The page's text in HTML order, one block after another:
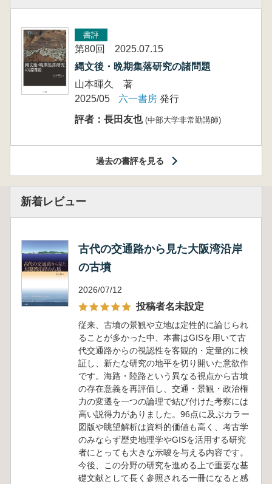
書評
第80回 2025.07.15
縄文後・晩期集落研究の諸問題
山本暉久 著
2025/05
六一書房 発行
評者：長田友也 (中部大学非常勤講師)
過去の書評を見る
新着レビュー
古代の交通路から見た大阪湾沿岸
の古墳
2026/07/12
投稿者名未設定
従来、古墳の景観や立地は定性的に論じられ
ることが多かった中、本書はGISを用いて古
代交通路からの視認性を客観的・定量的に検
証し、新たな研究の地平を切り開いた意欲作
です。海路・陸路という異なる視点から古墳
の存在意義を再評価し、交通・景観・政治権
力の変遷を一つの論理で結び付けた考察には
高い説得力がありました。96点に及ぶカラー
図版や眺望解析は資料的価値も高く、考古学
のみならず歴史地理学やGISを活用する研究
者にとっても大きな示唆を与える内容です。
今後、この分野の研究を進める上で重要な基
礎文献として長く参照される一冊になると感